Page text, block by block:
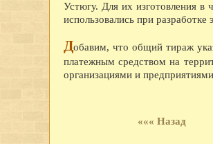
Устюгу. Для их изготовления в
использовались при разработке
Добавим, что общий тираж
платежным средством на
организациями и
««« Назад